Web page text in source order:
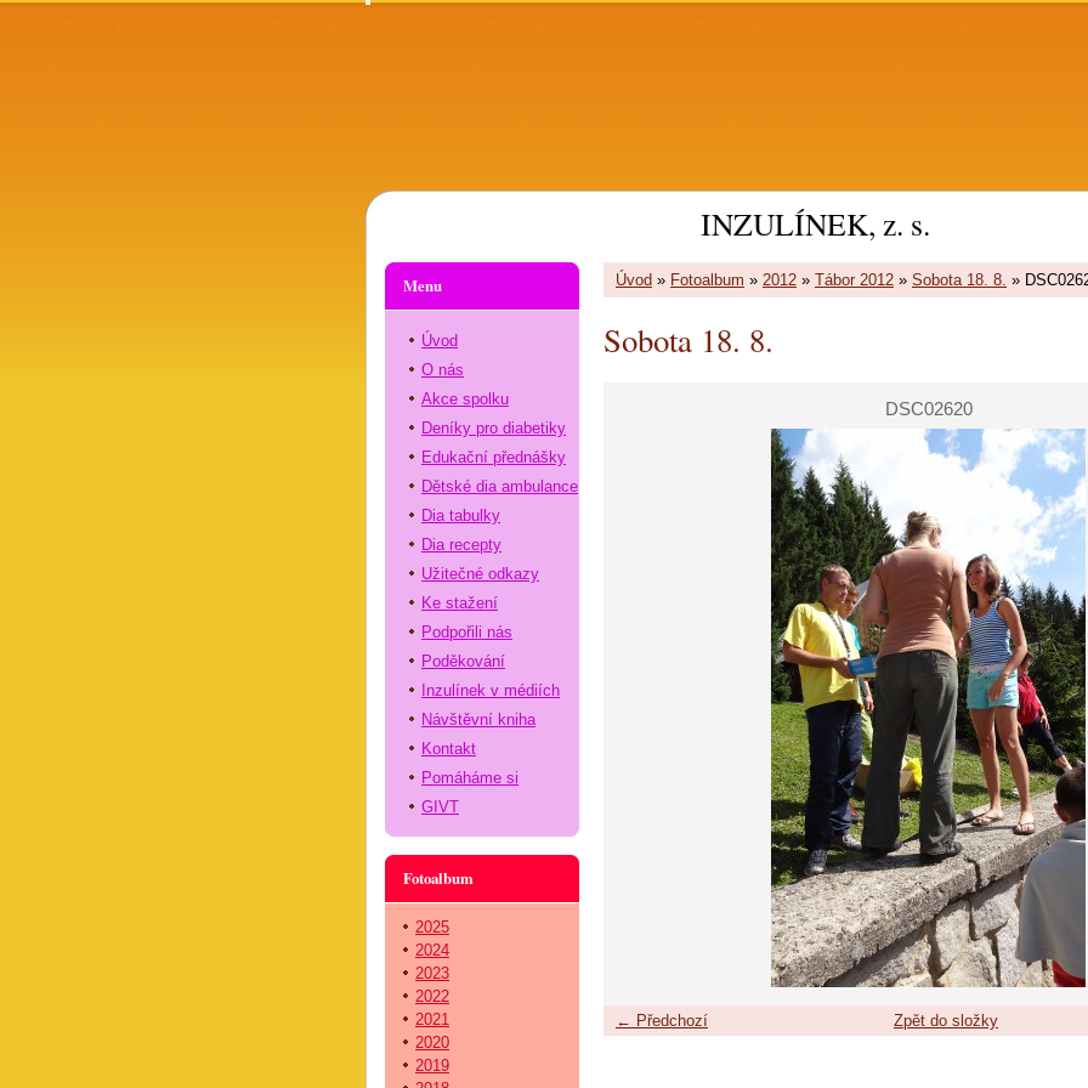
INZULÍNEK, z. s.
Úvod » Fotoalbum » 2012 » Tábor 2012 » Sobota 18. 8. »
Sobota 18. 8.
DSC02620
← Předchozí Zpět do složky
Menu
Úvod
O nás
Akce spolku
Deníky pro diabetiky
Edukační přednášky
Dětské dia ambulance
Dia tabulky
Dia recepty
Užitečné odkazy
Ke stažení
Podpořili nás
Poděkování
Inzulínek v médiích
Návštěvní kniha
Kontakt
Pomáháme si
GIVT
Fotoalbum
2025
2024
2023
2022
2021
2020
2019